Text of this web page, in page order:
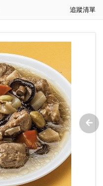
追蹤清單